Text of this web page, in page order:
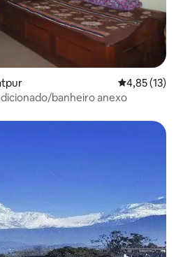
4,85 de uma
4,85 (13)
banheiro anexo